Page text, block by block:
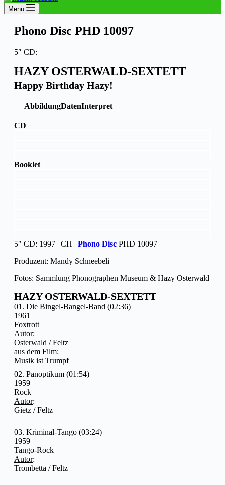
Menü
Phono Disc PHD 10097
5″ CD:
HAZY OSTERWALD-SEXTETT
Happy Birthday Hazy!
AbbildungDatenInterpret
CD
Booklet
5″ CD: 1997 | CH | Phono Disc PHD 10097
Produzent: Mandy Schneebeli
Fotos: Sammlung Phonographen Museum & Hazy Osterwald
HAZY OSTERWALD-SEXTETT
01. Die Bingel-Bangel-Band (02:36)
1961
Foxtrott
Autor:
Osterwald / Feltz
aus dem Film:
Musik ist Trumpf
02. Panoptikum (01:54)
1959
Rock
Autor:
Gietz / Feltz
03. Kriminal-Tango (03:24)
1959
Tango-Rock
Autor:
Trombetta / Feltz